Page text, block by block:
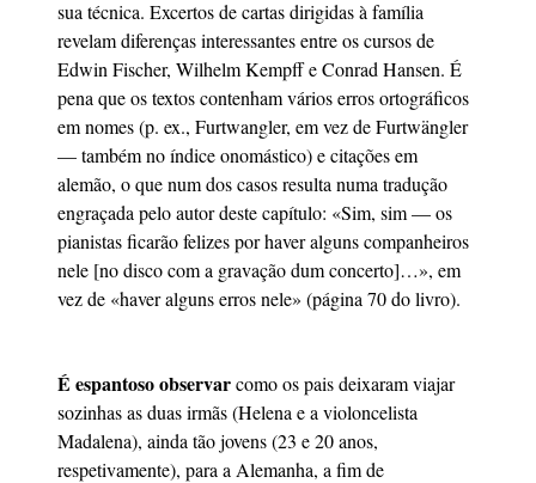
sua técnica. Excertos de cartas dirigidas à família
revelam diferenças interessantes entre os cursos de
Edwin Fischer, Wilhelm Kempff e Conrad Hansen. É
pena que os textos contenham vários erros ortográficos
em nomes (p. ex., Furtwangler, em vez de Furtwängler
— também no índice onomástico) e citações em
alemão, o que num dos casos resulta numa tradução
engraçada pelo autor deste capítulo: «Sim, sim — os
pianistas ficarão felizes por haver alguns companheiros
nele [no disco com a gravação dum concerto]…», em
vez de «haver alguns erros nele» (página 70 do livro).
É espantoso observarcomo os pais deixaram viajar
sozinhas as duas irmãs (Helena e a violoncelista
Madalena), ainda tão jovens (23 e 20 anos,
respetivamente), para a Alemanha, a fim de